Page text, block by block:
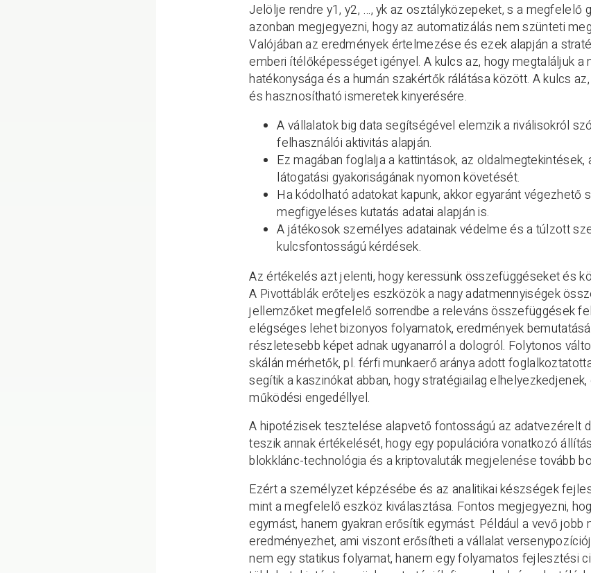
Jelölje rendre y1, y2, …, yk az osztályközepeket, s a megfelelő
azonban megjegyezni, hogy az automatizálás nem szünteti
Valójában az eredmények értelmezése és ezek alapján a
emberi ítélőképességet igényel. A kulcs az, hogy megtaláljuk
hatékonysága és a humán szakértők rálátása között. A kulcs
és hasznosítható ismeretek kinyerésére.
A vállalatok big data segítségével elemzik a riválisokról
felhasználói aktivitás alapján.
Ez magában foglalja a kattintások, az
látogatási gyakoriságának nyomon követését.
Ha kódolható adatokat kapunk, akkor egyaránt
megfigyeléses kutatás adatai alapján is.
A játékosok személyes adatainak védelme és a túlzott
kulcsfontosságú kérdések.
Az értékelés azt jelenti, hogy keressünk összefüggéseket és
A Pivottáblák erőteljes eszközök a nagy adatmennyiségek
jellemzőket megfelelő sorrendbe a releváns összefüggések
elégséges lehet bizonyos folyamatok, eredmények
részletesebb képet adnak ugyanarról a dologról. Folytonos
skálán mérhetők, pl. férfi munkaerő aránya adott
segítik a kaszinókat abban, hogy stratégiailag
működési engedéllyel.
A hipotézisek tesztelése alapvető fontosságú az adatvezérelt
teszik annak értékelését, hogy egy populációra vonatkozó
blokklánc-technológia és a kriptovaluták megjelenése tovább
Ezért a személyzet képzésébe és az analitikai készségek
mint a megfelelő eszköz kiválasztása. Fontos megjegyezni,
egymást, hanem gyakran erősítik egymást. Például a vevő
eredményezhet, ami viszont erősítheti a vállalat
nem egy statikus folyamat, hanem egy folyamatos fejlesztési